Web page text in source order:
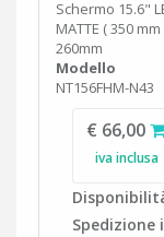
Schermo 15.6"
MATTE ( 350
260mm
Modello
NT156FHM-N43
€ 66,00
iva inclusa
Spedizione